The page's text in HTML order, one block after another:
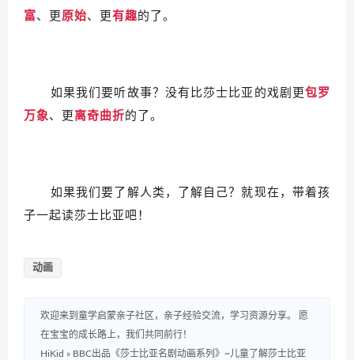
富、更原始、更有趣的了。
如果我们要听故事？ 没有比莎士比亚的戏剧更包罗
万象、更离奇曲折的了。
如果我们要了解人类，了解自己？就现在，带着孩
子一起读莎士比亚吧！
动画
欢迎来到童学启蒙亲子社区，亲子经验交流，学习资源分享。 愿
在宝宝的成长路上，我们共同前行！
HiKid » BBC出品《莎士比亚名剧动画系列》~儿童了解莎士比亚